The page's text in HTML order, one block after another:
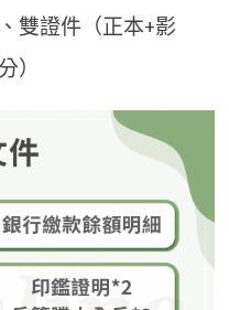
雙證件（正本+影
）